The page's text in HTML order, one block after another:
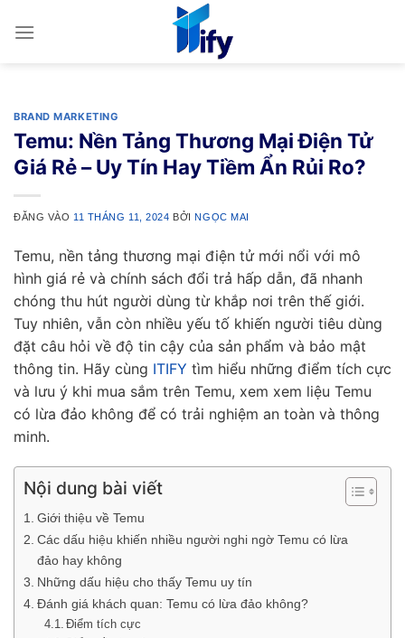
qua
BRAND MARKETING
Temu: Nền Tảng Thương Mại Điện Tử
Giá Rẻ – Uy Tín Hay Tiềm Ẩn Rủi Ro?
ĐĂNG VÀO 11 THÁNG 11, 2024 BỞINGỌC MAI
Temu, nền tảng thương mại điện tử mới nổi với mô
hình giá rẻ và chính sách đổi trả hấp dẫn, đã nhanh
chóng thu hút người dùng từ khắp nơi trên thế giới.
Tuy nhiên, vẫn còn nhiều yếu tố khiến người tiêu dùng
đặt câu hỏi về độ tin cậy của sản phẩm và bảo mật
thông tin. Hãy cùng ITIFY tìm hiểu những điểm tích cực
và lưu ý khi mua sắm trên Temu, xem xem liệu Temu
có lừa đảo không để có trải nghiệm an toàn và thông
minh.
Nội dung bài viết
Giới thiệu về Temu
Các dấu hiệu khiến nhiều người nghi ngờ Temu có lừa
đảo hay không
Những dấu hiệu cho thấy Temu uy tín
Đánh giá khách quan: Temu có lừa đảo không?
Điểm tích cực